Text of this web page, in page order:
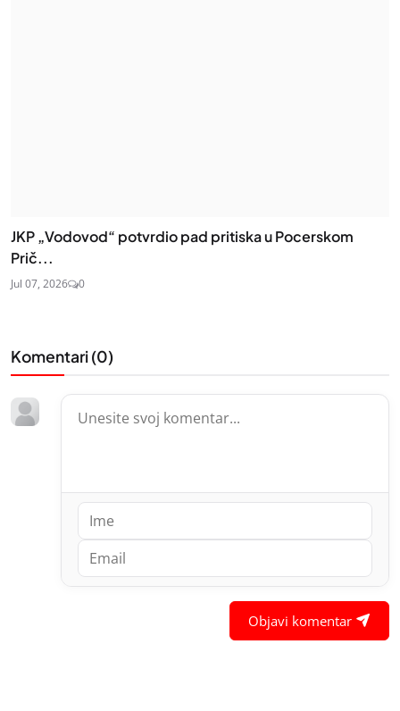
JKP „Vodovod“ potvrdio pad pritiska u Pocerskom
Prič...
Jul 07, 2026 0
Komentari (0)
Objavi komentar